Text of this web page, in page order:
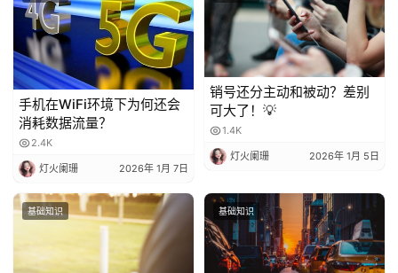
手机在WiFi环境下为何还会
消耗数据流量？
2.4K
灯火阑珊 2026年 1月 7日
销号还分主动和被动？差别
可大了！💡
1.4K
灯火阑珊 2026年 1月 5日
基础知识 基础知识